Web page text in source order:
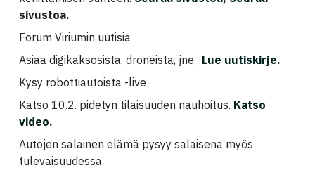
sivustoa.
Forum Viriumin uutisia
Asiaa digikaksosista, droneista, jne, Lue uutiskirje.
Kysy robottiautoista -live
Katso 10.2. pidetyn tilaisuuden nauhoitus. Katso
video.
Autojen salainen elämä pysyy salaisena myös
tulevaisuudessa